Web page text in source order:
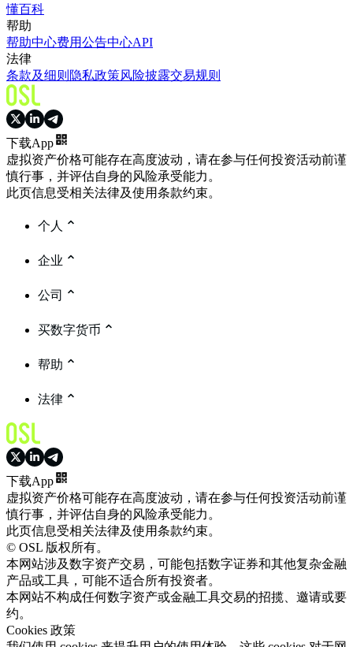
懂百科
帮助
帮助中心费用公告中心API
法律
条款及细则 隐私政策风险披露交易规则
下载App
虚拟资产价格可能存在高度波动，请在参与任何投资活动前谨
慎行事，并评估自身的风险承受能力。
此页信息受相关法律及使用条款约束。
个人
企业
公司
买数字货币
帮助
法律
下载App
虚拟资产价格可能存在高度波动，请在参与任何投资活动前谨
慎行事，并评估自身的风险承受能力。
此页信息受相关法律及使用条款约束。
© OSL 版权所有。
本网站涉及数字资产交易，可能包括数字证券和其他复杂金融
产品或工具，可能不适合所有投资者。
本网站不构成任何数字资产或金融工具交易的招揽、邀请或要
约。
Cookies 政策